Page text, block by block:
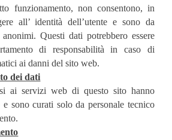
funzionamento, non consentono, in
all’ identità dell’utente e sono da
Questi dati potrebbero essere
di responsabilità in caso di
ai danni del sito web.
dei dati
ai servizi web di questo sito hanno
e sono curati solo da personale tecnico